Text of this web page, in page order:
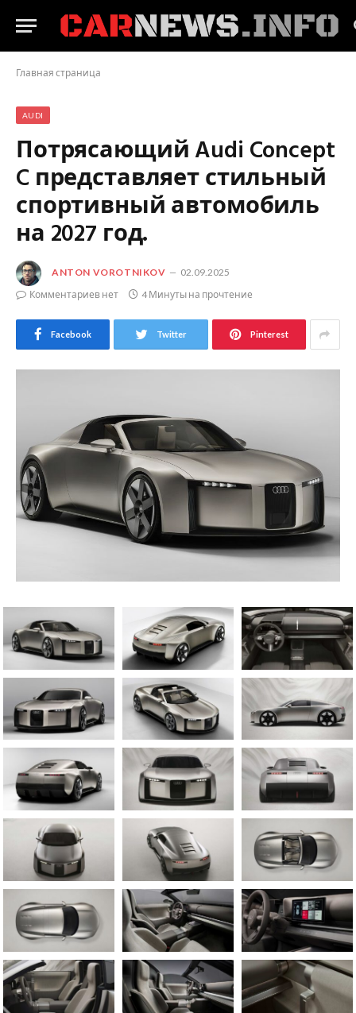
Главная страница
AUDI
Потрясающий Audi Concept
C представляет стильный
спортивный автомобиль
на 2027 год.
ANTON VOROTNIKOV
02.09.2025
Комментариев нет
4 Минуты на прочтение
Facebook Twitter Pinterest